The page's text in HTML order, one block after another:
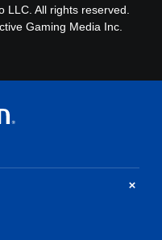
All rights reserved.
Gaming Media Inc.